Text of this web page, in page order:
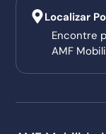
Localizar
Encontre
AMF